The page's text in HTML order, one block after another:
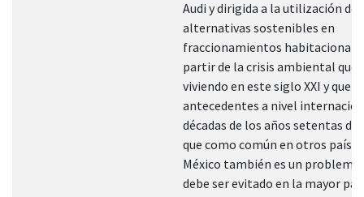
Audi y dirigida a la utilización de
alternativas sostenibles en
fraccionamientos
partir de la crisis ambiental que
viviendo en este siglo XXI y que
antecedentes a nivel
décadas de los años setentas
que como común en otros
México también es un problema
debe ser evitado en la mayor